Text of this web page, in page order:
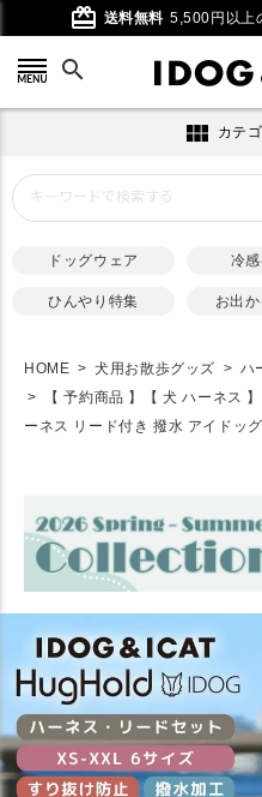
card_giftcard 送料無料 5,500円以
search
view_module カテ
ドッグウェア 冷
ひんやり特集 お出
HOME 犬用お散歩グッズ
ハ
【 予約商品 】【 犬 ハーネス
ーネス リード付き 撥水 アイドッグ